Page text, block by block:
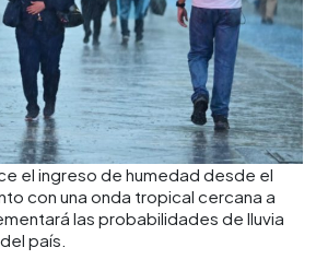
el ingreso de humedad desde el
con una onda tropical cercana a
las probabilidades de lluvia
país.